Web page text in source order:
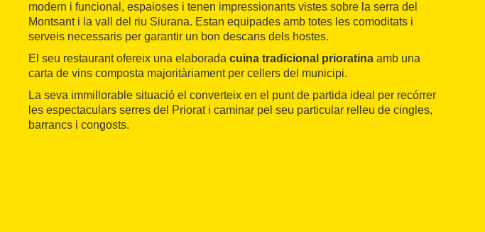
modern i funcional, espaioses i tenen impressionants vistes sobre la serra del
Montsant i la vall del riu Siurana. Estan equipades amb totes les comoditats i
serveis necessaris per garantir un bon descans dels hostes.
El seu restaurant ofereix una elaborada cuina tradicional prioratina amb una
carta de vins composta majoritàriament per cellers del municipi.
La seva immillorable situació el converteix en el punt de partida ideal per recórrer
les espectaculars serres del Priorat i caminar pel seu particular relleu de cingles,
barrancs i congosts.